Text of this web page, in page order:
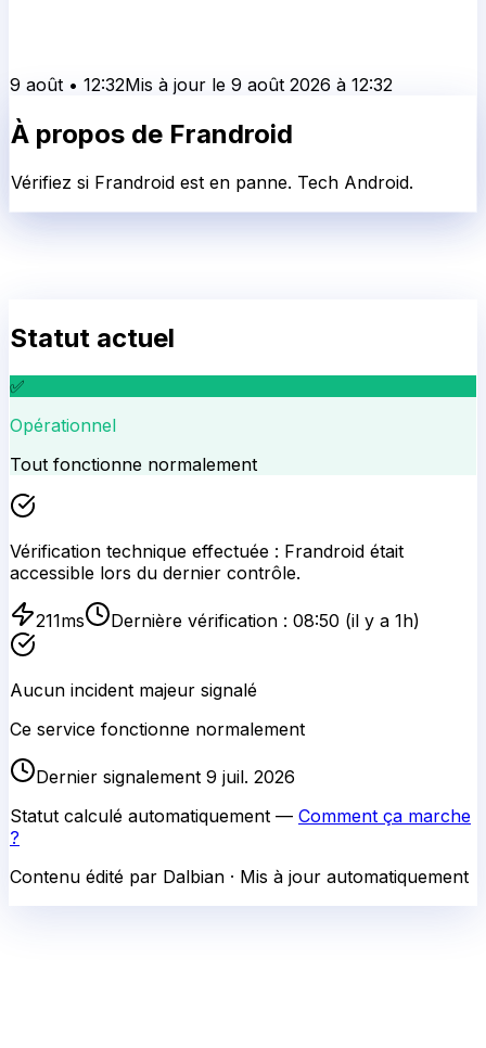
9 août • 12:32Mis à jour le 9 août 2026 à 12:32
À propos de Frandroid
Vérifiez si Frandroid est en panne. Tech Android.
Statut actuel
✅
Opérationnel
Tout fonctionne normalement
Vérification technique effectuée : Frandroid était
accessible lors du dernier contrôle.
211ms Dernière vérification : 08:50 (il y a 1h)
Aucun incident majeur signalé
Ce service fonctionne normalement
Dernier signalement 9 juil. 2026
Statut calculé automatiquement — Comment ça marche
?
Contenu édité par Dalbian · Mis à jour automatiquement